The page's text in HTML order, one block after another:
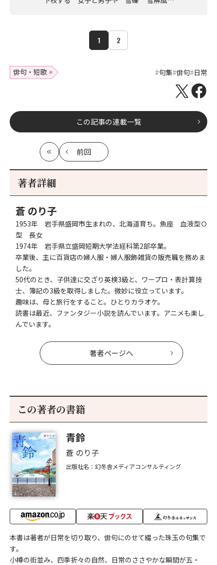
1 2
俳句・短歌 句集 俳句 日常
この記事の連載一覧
最
初
前回
記
著者詳細
蒼 のり子
1953年 岩手県盛岡市生まれの、北海道育ち。魚座 血液型Ｏ
型 長女
1974年 岩手県立盛岡短期大学法経科第2部卒業。
卒業後、主に百貨店の婦人服・婦人服飾雑貨の販売職を務めま
した。
50代のとき、子供達に交ざり英検3級と、ワープロ・表計算技
士、簿記の3級を取得しました。微妙に役立っています。
趣味は、母と旅行をすること。ひとりカラオケ。
読書は最近、ファンタジー小説を読んでいます。アニメも楽し
んでいます。
著者ページへ
この著者の書籍
青鈴
蒼 のり子
出版社名：幻冬舎メディアコンサルティング
本書は著者が日常を切り取り、俳句にのせて綴った珠玉の句集で
す。
小樽の街並み、四季折々の自然、日常のささやかな瞬間が五・